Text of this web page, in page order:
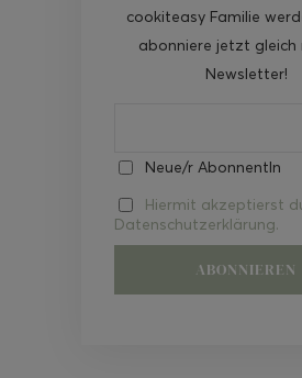
cookiteasy Familie
abonniere jetzt gleich
Newsletter!
Neue/r AbonnentIn
Hiermit akzeptierst
Datenschutzerklärung.